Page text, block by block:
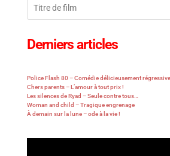
Derniers articles
Police Flash 80 – Comédie délicieusement
Chers parents – L’amour à tout prix !
Les silences de Ryad – Seule contre tous…
Woman and child – Tragique engrenage
À demain sur la lune – ode à la vie !